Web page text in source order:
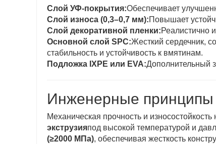
Слой УФ-покрытия:Обеспечивает
Слой износа (0,3–0,7 мм):Повышает
Слой декоративной пленки:Реалистично
Основной слой SPC:Жесткий сердечник,
стабильность и устойчивость к вмятинам.
Подложка IXPE или EVA:Дополнительный
Инженерные принципы
Механическая прочность и
экструзияпод высокой температурой и
(≥2000 МПа), обеспечивая жесткость